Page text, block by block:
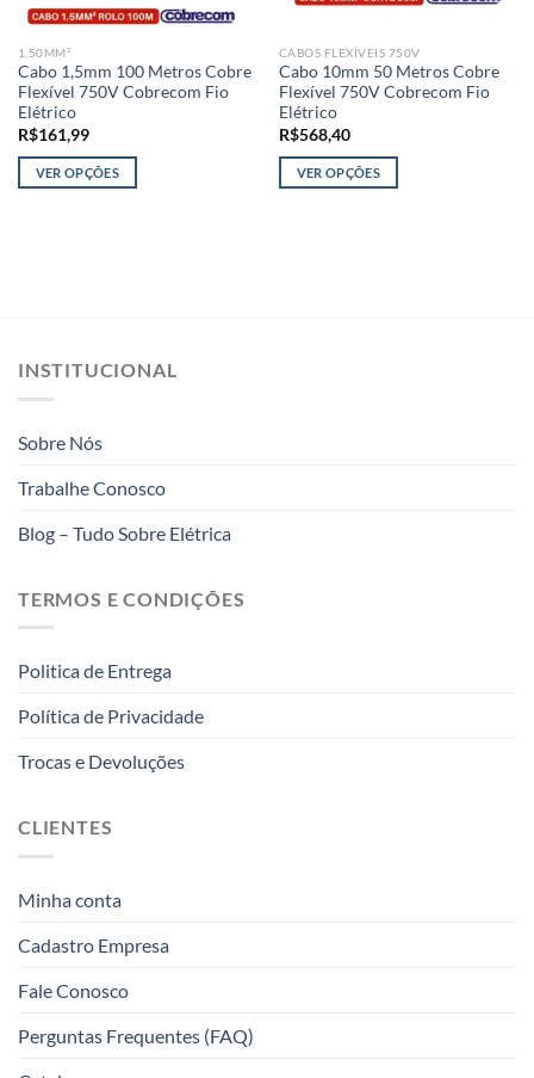
1,50MM²
Cabo 1,5mm 100 Metros Cobre
Flexível 750V Cobrecom Fio
Elétrico
R$161,99
VER OPÇÕES
podem
ser
na
do
produto
CABOS FLEXÍVEIS 750V
Cabo 10mm 50 Metros Cobre
Flexível 750V Cobrecom Fio
Elétrico
R$568,40
VER OPÇÕES
INSTITUCIONAL
Sobre Nós
Trabalhe Conosco
Blog – Tudo Sobre Elétrica
TERMOS E CONDIÇÕES
Politica de Entrega
Política de Privacidade
Trocas e Devoluções
CLIENTES
Minha conta
Cadastro Empresa
Fale Conosco
Perguntas Frequentes (FAQ)